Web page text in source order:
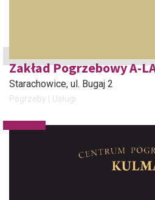
Zakład Pogrzebowy A-
Starachowice, ul. Bugaj 2
Pogrzeby Usługi